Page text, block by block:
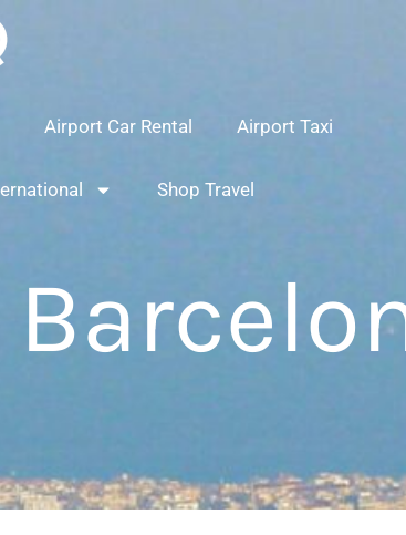
Airport Car Rental Airport Taxi
Shop Travel